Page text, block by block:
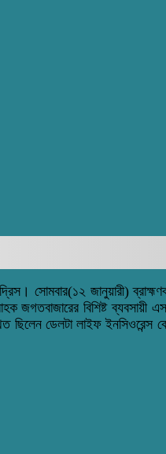
সোমবার(১২ জানুয়ারী)
জগতবাজারের বিশিষ্ট
ডেলটা লাইফ ইনসিওরেন্স